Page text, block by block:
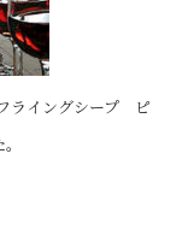
ライングシープ ピ